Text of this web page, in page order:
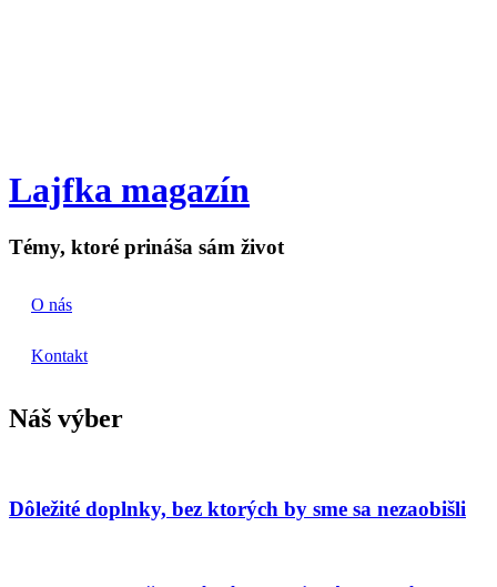
Lajfka magazín
Témy, ktoré prináša sám život
O nás
Kontakt
Náš výber
Dôležité doplnky, bez ktorých by sme sa nezaobišli